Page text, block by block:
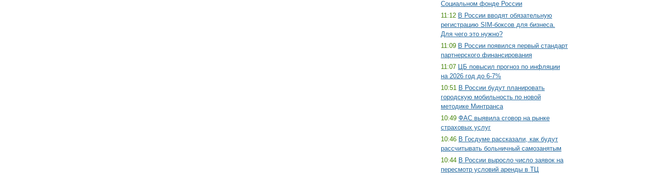
Социальном фонде России
11:12 В России вводят обязательную
регистрацию SIM-боксов для бизнеса.
Для чего это нужно?
11:09 В России появился первый стандарт
партнерского финансирования
11:07 ЦБ повысил прогноз по инфляции
на 2026 год до 6-7%
10:51 В России будут планировать
городскую мобильность по новой
методике Минтранса
10:49 ФАС выявила сговор на рынке
страховых услуг
10:46 В Госдуме рассказали, как будут
рассчитывать больничный самозанятым
10:44 В России выросло число заявок на
пересмотр условий аренды в ТЦ